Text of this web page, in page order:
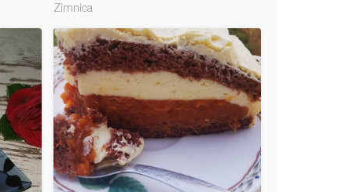
Zimnica